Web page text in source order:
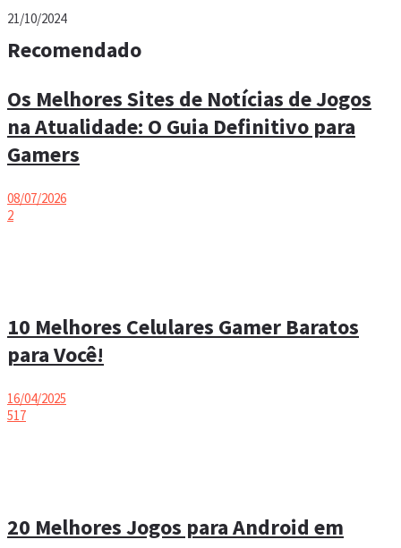
21/10/2024
Recomendado
Os Melhores Sites de Notícias de Jogos
na Atualidade: O Guia Definitivo para
Gamers
08/07/2026
2
10 Melhores Celulares Gamer Baratos
para Você!
16/04/2025
517
20 Melhores Jogos para Android em